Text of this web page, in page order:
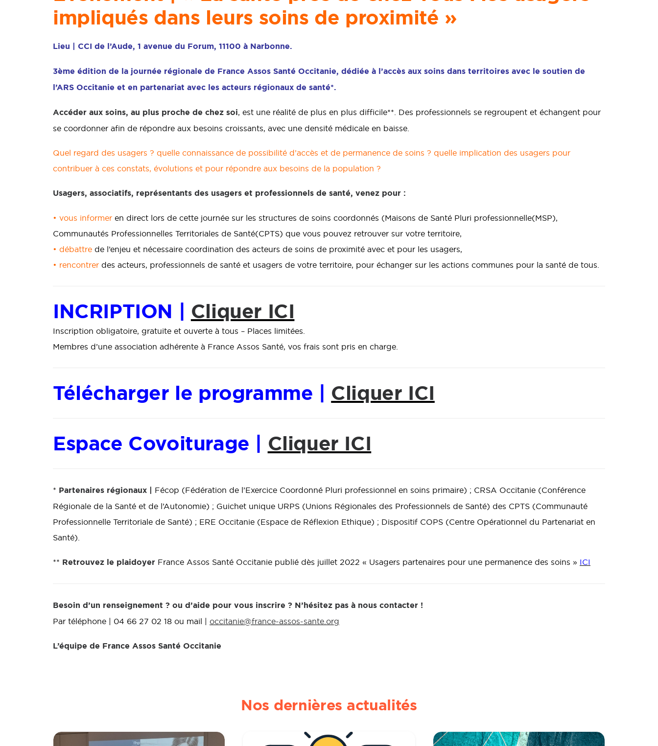
impliqués dans leurs soins de proximité »
Lieu | CCI de l’Aude, 1 avenue du Forum, 11100 à Narbonne.
3ème édition de la journée régionale de France Assos Santé Occitanie, dédiée à l’accès aux soins dans territoires avec le soutien de
l’ARS Occitanie et en partenariat avec les acteurs régionaux de santé*.
Accéder aux soins, au plus proche de chez soi, est une réalité de plus en plus difficile**. Des professionnels se regroupent et échangent pour
se coordonner afin de répondre aux besoins croissants, avec une densité médicale en baisse.
Quel regard des usagers ? quelle connaissance de possibilité d’accès et de permanence de soins ? quelle implication des usagers pour
contribuer à ces constats, évolutions et pour répondre aux besoins de la population ?
Usagers, associatifs, représentants des usagers et professionnels de santé, venez pour :
• vous informer en direct lors de cette journée sur les structures de soins coordonnés (Maisons de Santé Pluri professionnelle(MSP),
Communautés Professionnelles Territoriales de Santé(CPTS) que vous pouvez retrouver sur votre territoire,
• débattre de l’enjeu et nécessaire coordination des acteurs de soins de proximité avec et pour les usagers,
• rencontrer des acteurs, professionnels de santé et usagers de votre territoire, pour échanger sur les actions communes pour la santé de tous.
INCRIPTION | Cliquer ICI
Inscription obligatoire, gratuite et ouverte à tous – Places limitées.
Membres d’une association adhérente à France Assos Santé, vos frais sont pris en charge.
Télécharger le programme | Cliquer ICI
Espace Covoiturage | Cliquer ICI
* Partenaires régionaux | Fécop (Fédération de l’Exercice Coordonné Pluri professionnel en soins primaire) ; CRSA Occitanie (Conférence
Régionale de la Santé et de l’Autonomie) ; Guichet unique URPS (Unions Régionales des Professionnels de Santé) des CPTS (Communauté
Professionnelle Territoriale de Santé) ; ERE Occitanie (Espace de Réflexion Ethique) ; Dispositif COPS (Centre Opérationnel du Partenariat en
Santé).
** Retrouvez le plaidoyer France Assos Santé Occitanie publié dès juillet 2022 « Usagers partenaires pour une permanence des soins » ICI
Besoin d’un renseignement ? ou d’aide pour vous inscrire ? N’hésitez pas à nous contacter !
Par téléphone | 04 66 27 02 18 ou mail | occitanie@france-assos-sante.org
L’équipe de France Assos Santé Occitanie
Nos dernières actualités